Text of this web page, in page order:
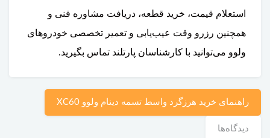
استعلام قیمت، خرید قطعه، دریافت مشاوره فنی و
همچنین رزرو وقت عیب‌یابی و تعمیر تخصصی خودروهای
ولوو می‌توانید با کارشناسان پارتلند تماس بگیرید.
راهنمای خرید هرزگرد واسط تسمه دینام ولوو XC60
دیدگاه‌ها